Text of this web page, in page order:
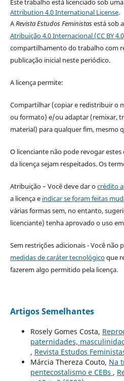
Este trabalho está licenciado sob
Attribution 4.0 International License.
ARevista Estudos Feministasestá sob
Atribuição 4.0 Internacional (CC BY
compartilhamento do trabalho com
publicação inicial neste periódico.
A licença permite:
Compartilhar (copiar e redistribuir o
ou formato) e/ou adaptar (remixar,
material) para qualquer fim, mesmo
O licenciante não pode revogar
da licença sejam respeitados. Os
Atribuição – Você deve dar ocrédito
a licença e indicar se foram feitas
várias formas sem, no entanto,
licenciante) tenha aprovado o uso
Sem restrições adicionais - Você não
medidas de caráter tecnológicoque
fazerem algo permitido pela licença.
Artigos Semelhantes
Rosely Gomes Costa,
paternidades,
, Revista Estudos
Márcia Thereza Couto, Na
pentecostalismo e CEBs ,